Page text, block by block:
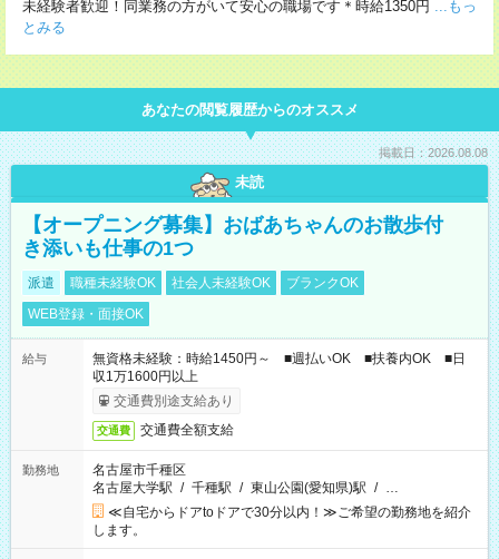
未経験者歓迎！同業務の方がいて安心の職場です＊時給1350円 ...もっ
とみる
あなたの閲覧履歴からのオススメ
掲載日：2026.08.08
未読
【オープニング募集】おばあちゃんのお散歩付
き添いも仕事の1つ
派遣 職種未経験OK 社会人未経験OK
ブランクOK
WEB登録・面接OK
給与
無資格未経験：時給1450円～ ■週払いOK ■扶養内OK ■日
収1万1600円以上
交通費別途支給あり
交通費 交通費全額支給
勤務地
名古屋市千種区
名古屋大学駅 / 千種駅 / 東山公園(愛知県)駅 / …
≪自宅からドアtoドアで30分以内！≫ご希望の勤務地を紹介
します。